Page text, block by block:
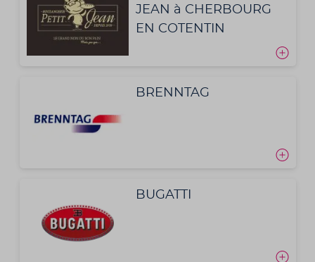
JEAN à CHERBOURG
EN COTENTIN
BRENNTAG
BUGATTI